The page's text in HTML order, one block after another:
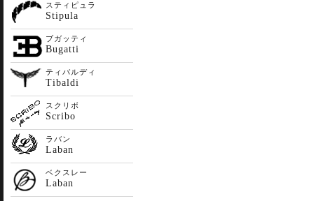
スティピュラ
Stipula
ブガッティ
Bugatti
ティバルディ
Tibaldi
スクリボ
Scribo
ラバン
Laban
ベクスレー
Laban